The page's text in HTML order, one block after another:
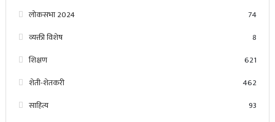
लोकसभा 2024
74
व्यक्ती विशेष
8
शिक्षण
621
शेती-शेतकरी
462
साहित्य
93